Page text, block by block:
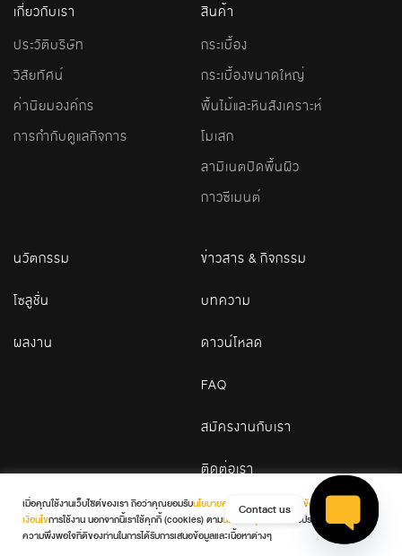
เกี่ยวกับเรา
ประวัติบริษัท
วิสัยทัศน์
ค่านิยมองค์กร
การกำกับดูแลกิจการ
สินค้า
กระเบื้อง
กระเบื้องขนาดใหญ่
พื้นไม้และหินสังเคราะห์
โมเสก
ลามิเนตปิดพื้นผิว
กาวซีเมนต์
นวัตกรรม
โซลูชั่น
ผลงาน
ข่าวสาร & กิจกรรม
บทความ
ดาวน์โหลด
FAQ
สมัครงานกับเรา
ติดต่อเรา
© 2026 WDC. All Rights Reserved
เมื่อคุณใช้งานเว็บไซต์ของเรา ถือว่าคุณยอมรับนโยบายความเป็นส่วนตัว
ข้อกำหนดและ
เงื่อนไขการใช้งาน นอกจากนี้เราใช้คุกกี้ (cookies) ตามนโยบายคุกกี้
เพื่อเพิ่มประสบการณ์และ
ความพึงพอใจที่ดีของท่านในการได้รับการเสนอข้อมูลและเนื้อหาต่างๆ
Contact us